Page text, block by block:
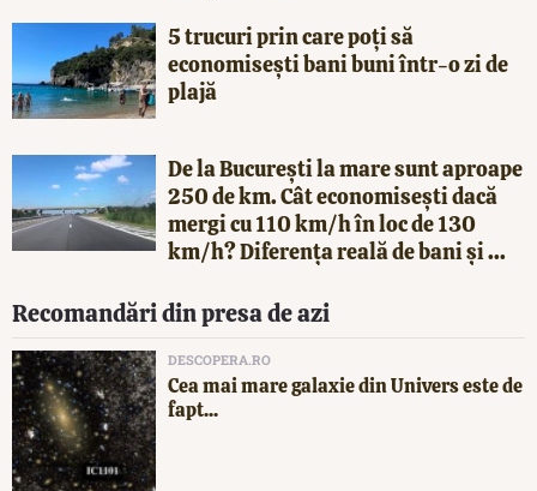
5 trucuri prin care poți să
economisești bani buni într-o zi de
plajă
De la București la mare sunt aproape
250 de km. Cât economisești dacă
mergi cu 110 km/h în loc de 130
km/h? Diferența reală de bani și ...
Recomandări din presa de azi
DESCOPERA.RO
Cea mai mare galaxie din Univers este de
fapt...